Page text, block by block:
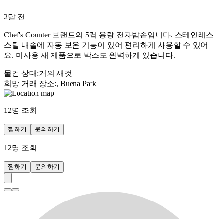
2달 전
Chef's Counter 브랜드의 5컵 용량 전자밥솥입니다. 스테인레스
스틸 내솥에 자동 보온 기능이 있어 편리하게 사용할 수 있어
요. 미사용 새 제품으로 박스도 완벽하게 있습니다.
물건 상태 :거의 새것
희망 거래 장소:, Buena Park
12명 조회
찜하기 문의하기
12명 조회
찜하기 문의하기